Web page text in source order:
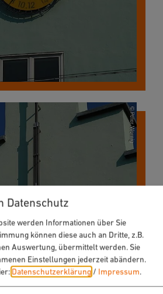
Datenschutz
werden Informationen über Sie
können diese auch an Dritte, z.B.
Auswertung, übermittelt werden. Sie
Einstellungen jederzeit abändern.
Datenschutzerklärung / Impressum.